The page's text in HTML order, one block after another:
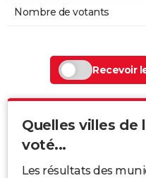
Nombre de votants
Recevoir
Quelles villes de
voté...
Les résultats des